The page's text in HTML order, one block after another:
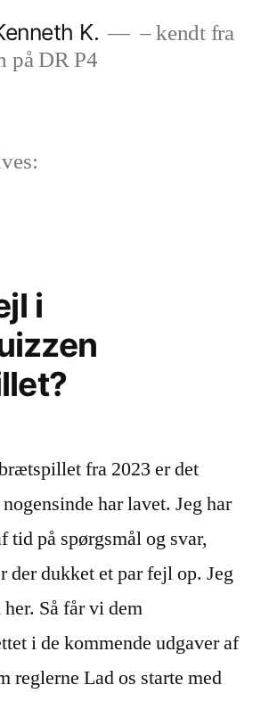
K.
– kendt fra
på DR P4
i
fra 2023 er det
har lavet. Jeg har
tid på spørgsmål og svar,
der dukket et par fejl op. Jeg
Så får vi dem
i de kommende udgaver af
reglerne Lad os starte med